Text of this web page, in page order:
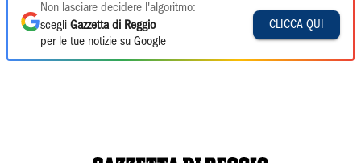
Non lasciare decidere l'algoritmo:
scegli Gazzetta di Reggio
per le tue notizie su Google
CLICCA QUI